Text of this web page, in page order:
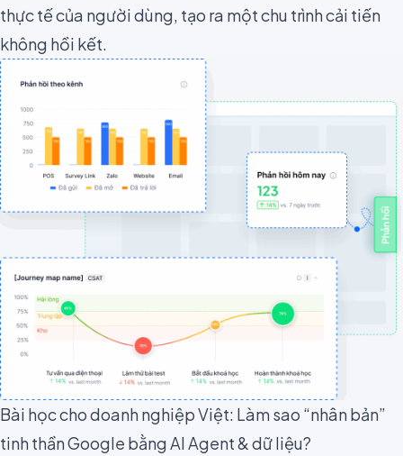
thực tế của người dùng, tạo ra một chu trình cải tiến
không hồi kết.
Bài học cho doanh nghiệp Việt: Làm sao “nhân bản”
tinh thần Google bằng AI Agent & dữ liệu?